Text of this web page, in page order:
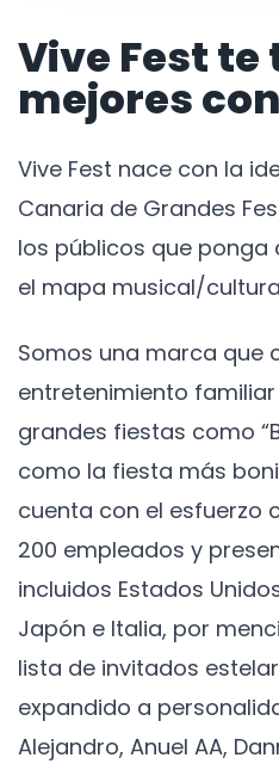
Vive Fest te
mejores
Vive Fest nace con la
Canaria de Grandes
los públicos que ponga
el mapa musical/
Somos una marca que
entretenimiento
grandes fiestas como
como la fiesta más
cuenta con el esfuerzo
200 empleados y
incluidos Estados
Japón e Italia, por
lista de invitados
expandido a
Alejandro, Anuel AA,